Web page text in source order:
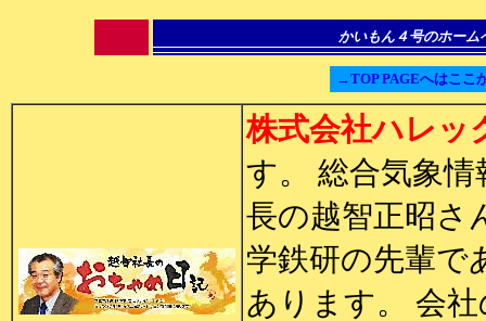
かいもん４号のホーム
→TOP PAGEへはここ
株式会社ハレッ
す。 総合気象
長の越智正昭さ
学鉄研の先輩で
あります。 会